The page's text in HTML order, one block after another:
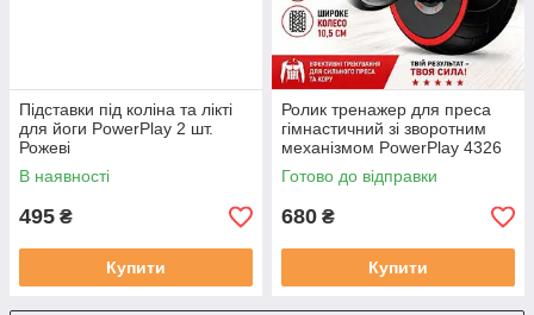
Підставки під коліна та лікті
для йоги PowerPlay 2 шт.
Рожеві
В наявності
495 ₴
Купити
Ролик тренажер для преса
гімнастичний зі зворотним
механізмом PowerPlay 4326
AB Wheel Pro
Готово до відправки
680 ₴
Купити